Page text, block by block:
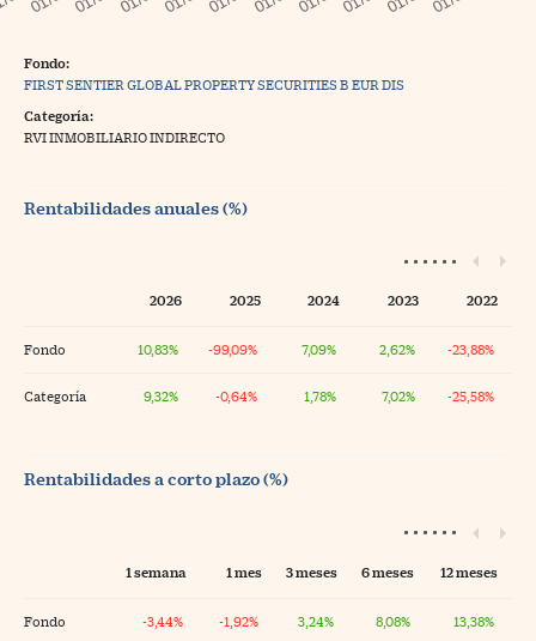
Fondo:
FIRST SENTIER GLOBAL PROPERTY SECURITIES B EUR DIS
Categoría:
RVI INMOBILIARIO INDIRECTO
Rentabilidades anuales (%)
2026 2025 2024 2023 2022
Fondo 10,83% -99,09% 7,09% 2,62% -23,88%
Categoría 9,32% -0,64% 1,78% 7,02% -25,58%
Rentabilidades a corto plazo (%)
1 semana 1 mes 3 meses 6 meses 12 meses
Fondo -3,44% -1,92% 3,24% 8,08% 13,38%